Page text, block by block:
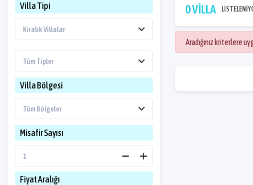
Villa Tipi
Villa Bölgesi
Misafir Sayısı
Fiyat Aralığı
0 VİLLA
Aradığınız kriterlere